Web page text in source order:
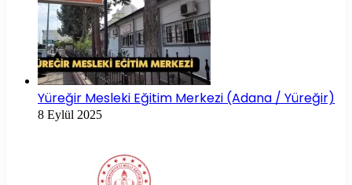
Yüreğir Mesleki Eğitim Merkezi (Adana / Yüreğir)
8 Eylül 2025